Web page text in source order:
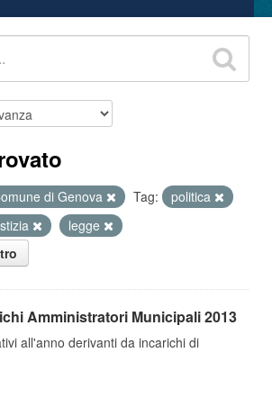
di Genova Tag:
politica
legge
Amministratori Municipali 2013
all'anno derivanti da incarichi di